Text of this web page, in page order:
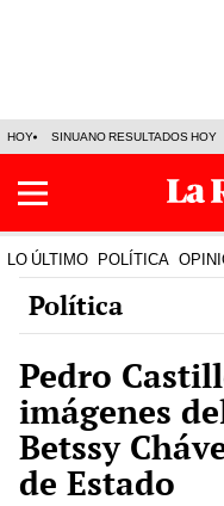
HOY SINUANO RESULTADOS HOY
LO ÚLTIMO POLÍTICA
Política
Pedro
imágenes
Betssy
de Estado